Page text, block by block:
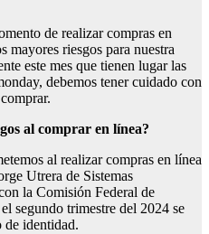
de realizar compras en
mayores riesgos para nuestra
este mes que tienen lugar las
debemos tener cuidado con
al comprar en línea?
al realizar compras en línea
Utrera de Sistemas
la Comisión Federal de
segundo trimestre del 2024 se
de identidad.